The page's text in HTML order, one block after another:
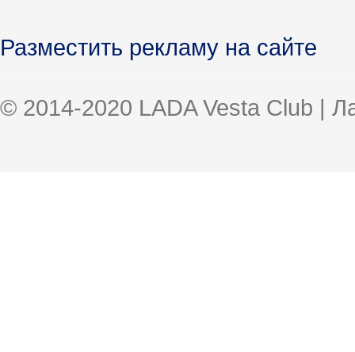
Разместить рекламу на сайте
© 2014-2020 LADA Vesta Club |